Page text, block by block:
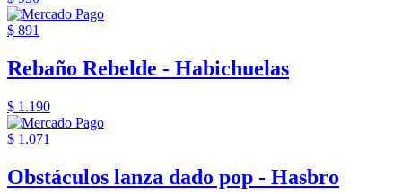
$ 891
Rebaño Rebelde - Habichuelas
$ 1.190
$ 1.071
Obstáculos lanza dado pop - Hasbro